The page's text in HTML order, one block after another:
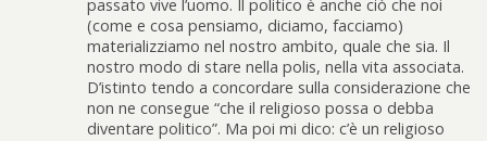
passato vive l’uomo. Il politico è anche ciò che noi
(come e cosa pensiamo, diciamo, facciamo)
materializziamo nel nostro ambito, quale che sia. Il
nostro modo di stare nella polis, nella vita associata.
D’istinto tendo a concordare sulla considerazione che
non ne consegue “che il religioso possa o debba
diventare politico”. Ma poi mi dico: c’è un religioso